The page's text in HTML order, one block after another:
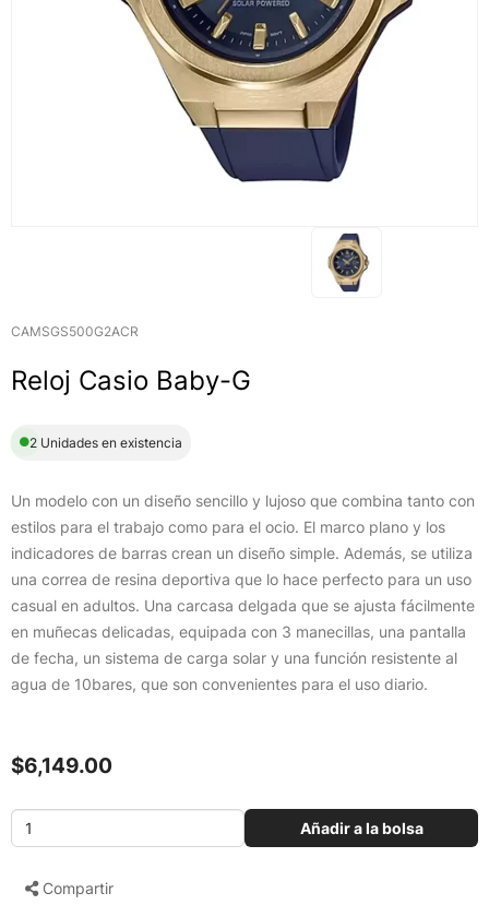
CAMSGS500G2ACR
Reloj Casio Baby-G
2 Unidades en existencia
Un modelo con un diseño sencillo y lujoso que combina tanto con
estilos para el trabajo como para el ocio. El marco plano y los
indicadores de barras crean un diseño simple. Además, se utiliza
una correa de resina deportiva que lo hace perfecto para un uso
casual en adultos. Una carcasa delgada que se ajusta fácilmente
en muñecas delicadas, equipada con 3 manecillas, una pantalla
de fecha, un sistema de carga solar y una función resistente al
agua de 10bares, que son convenientes para el uso diario.
$6,149.00
Añadir a la bolsa
Compartir